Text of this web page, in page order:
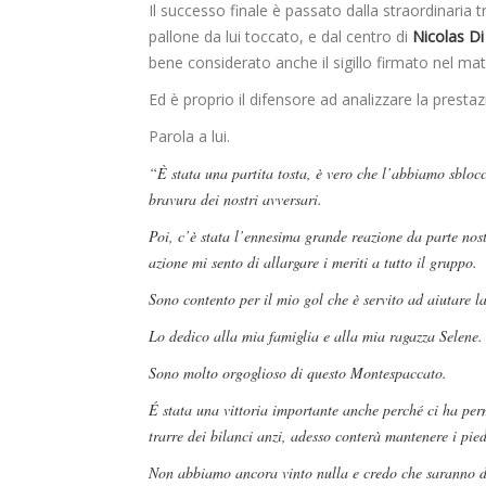
Il successo finale è passato dalla straordinaria
pallone da lui toccato, e dal centro di Nicolas
bene considerato anche il sigillo firmato nel
Ed è proprio il difensore ad analizzare la
Parola a lui.
“È stata una partita tosta, è vero che l’abbiamo
bravura dei nostri avversari.
Poi, c’è stata l’ennesima grande reazione da parte
azione mi sento di allargare i meriti a tutto il gruppo.
Sono contento per il mio gol che è servito ad aiutare
Lo dedico alla mia famiglia e alla mia ragazza Selene.
Sono molto orgoglioso di questo Montespaccato.
É stata una vittoria importante anche perché ci ha
trarre dei bilanci anzi, adesso conterà mantenere i
Non abbiamo ancora vinto nulla e credo che